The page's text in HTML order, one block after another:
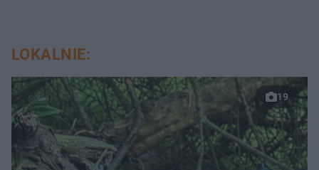
LOKALNIE:
19